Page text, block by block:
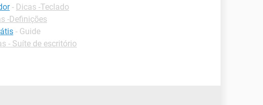
- Dicas -Teclado
-Definições
- Guide
- Suíte de escritório